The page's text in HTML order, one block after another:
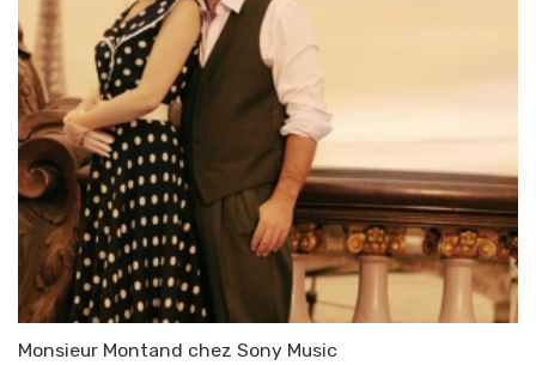
Monsieur Montand chez Sony Music